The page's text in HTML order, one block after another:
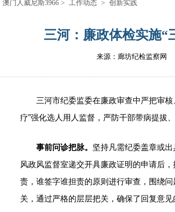
澳门人威尼斯3966 > 工作动态 > 创新实践
三河：廉政体检实施“
来源：廊坊纪检监察网
三河市纪委监委在廉政审查中严把审核
疗”强化选人用人监督，严防干部带病提拔
事前问诊把脉。 坚持凡需纪委盖章或
风政风监督室递交开具廉政证明的申请后
责，谁签字谁担责的原则进行审查，围绕
关，通过严格的层层把关，确保了回复意见